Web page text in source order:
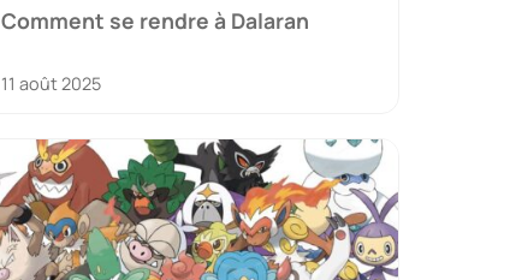
Comment se rendre à Dalaran
11 août 2025